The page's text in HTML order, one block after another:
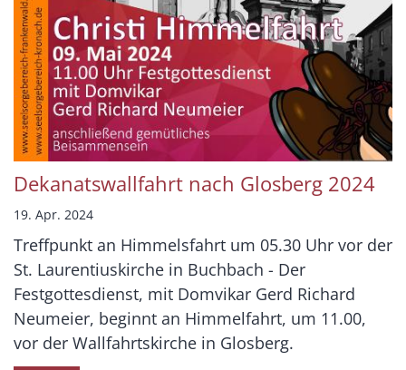
Dekanatswallfahrt nach Glosberg 2024
19. Apr. 2024
Treffpunkt an Himmelsfahrt um 05.30 Uhr vor der
St. Laurentiuskirche in Buchbach - Der
Festgottesdienst, mit Domvikar Gerd Richard
Neumeier, beginnt an Himmelfahrt, um 11.00,
vor der Wallfahrtskirche in Glosberg.